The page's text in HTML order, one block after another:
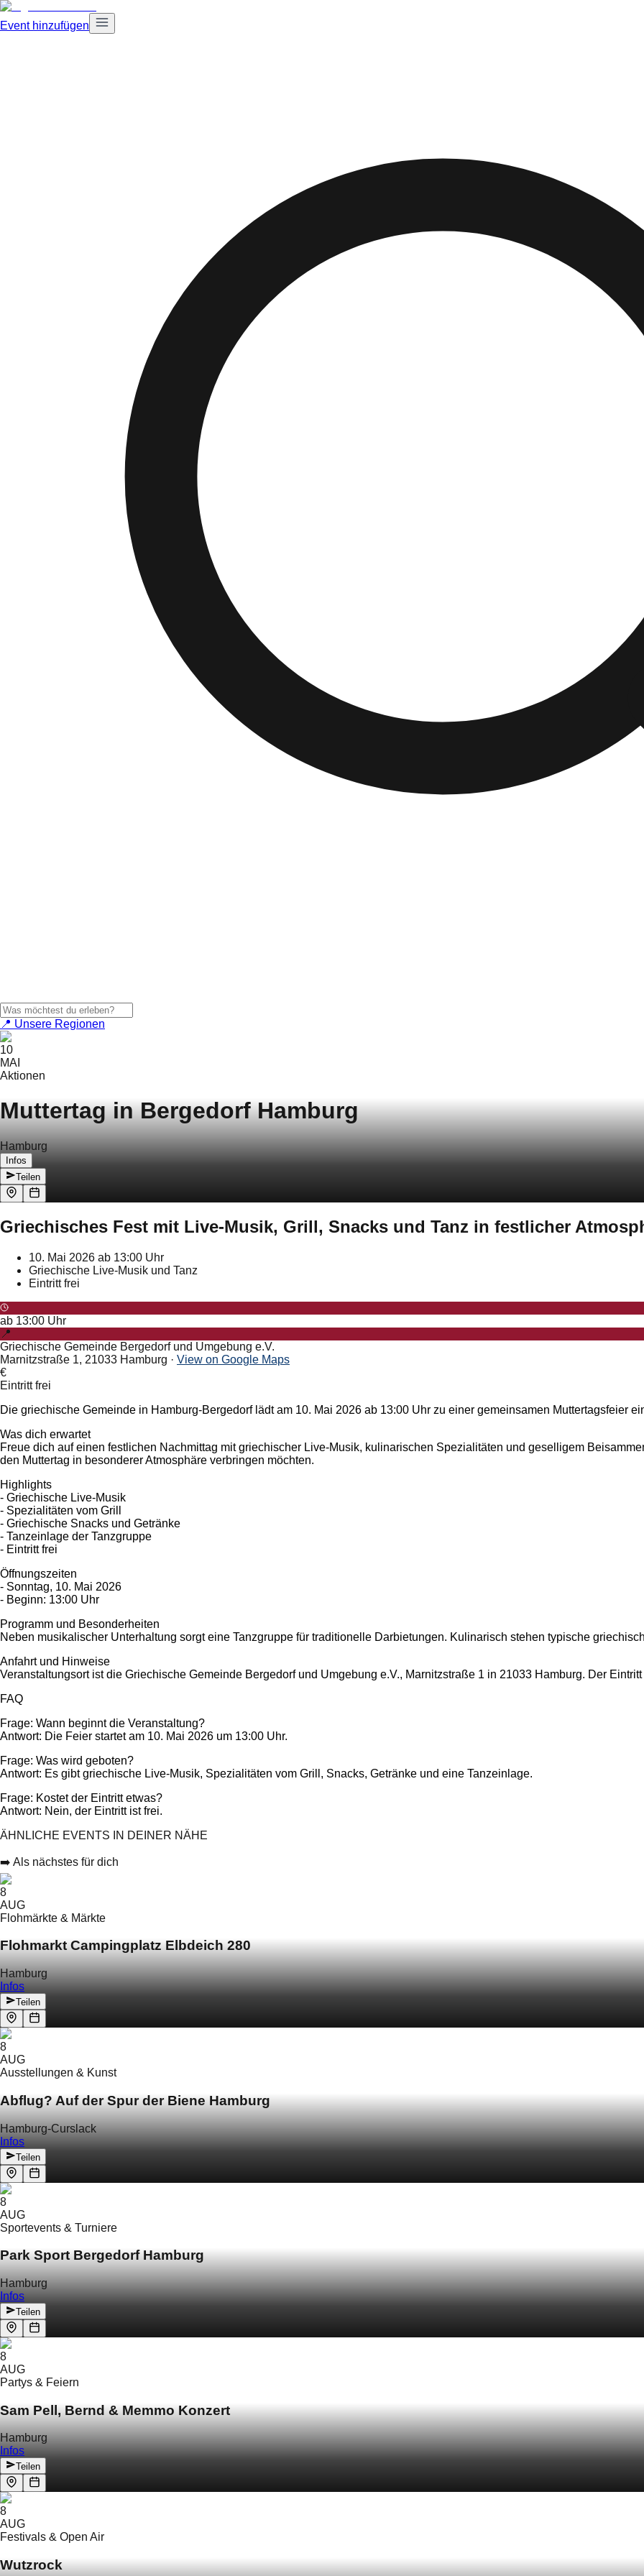
Event hinzufügen
📍 Unsere Regionen
10
MAI
Aktionen
Muttertag in Bergedorf Hamburg
Hamburg
Infos
Teilen
Griechisches Fest mit Live-Musik, Grill, Snacks und Tanz in festlicher
10. Mai 2026 ab 13:00 Uhr
Griechische Live-Musik und Tanz
Eintritt frei
ab 13:00 Uhr
📍
Griechische Gemeinde Bergedorf und Umgebung e.V.
Marnitzstraße 1, 21033 Hamburg · View on Google Maps
€
Eintritt frei
Die griechische Gemeinde in Hamburg-Bergedorf lädt am 10. Mai 2026 ab 13:00 Uhr zu einer gemeinsamen Muttertagsfeier
Was dich erwartet
Freue dich auf einen festlichen Nachmittag mit griechischer Live-Musik, kulinarischen Spezialitäten und geselligem
den Muttertag in besonderer Atmosphäre verbringen möchten.
Highlights
- Griechische Live-Musik
- Spezialitäten vom Grill
- Griechische Snacks und Getränke
- Tanzeinlage der Tanzgruppe
- Eintritt frei
Öffnungszeiten
- Sonntag, 10. Mai 2026
- Beginn: 13:00 Uhr
Programm und Besonderheiten
Neben musikalischer Unterhaltung sorgt eine Tanzgruppe für traditionelle Darbietungen. Kulinarisch stehen typische
Anfahrt und Hinweise
Veranstaltungsort ist die Griechische Gemeinde Bergedorf und Umgebung e.V., Marnitzstraße 1 in 21033 Hamburg. Der
FAQ
Frage: Wann beginnt die Veranstaltung?
Antwort: Die Feier startet am 10. Mai 2026 um 13:00 Uhr.
Frage: Was wird geboten?
Antwort: Es gibt griechische Live-Musik, Spezialitäten vom Grill, Snacks, Getränke und eine Tanzeinlage.
Frage: Kostet der Eintritt etwas?
Antwort: Nein, der Eintritt ist frei.
ÄHNLICHE EVENTS IN DEINER NÄHE
➡️ Als nächstes für dich
8
AUG
Flohmärkte & Märkte
Flohmarkt Campingplatz Elbdeich 280
Hamburg
Infos
Teilen
8
AUG
Ausstellungen & Kunst
Abflug? Auf der Spur der Biene Hamburg
Hamburg-Curslack
Infos
Teilen
8
AUG
Sportevents & Turniere
Park Sport Bergedorf Hamburg
Hamburg
Infos
Teilen
8
AUG
Partys & Feiern
Sam Pell, Bernd & Memmo Konzert
Hamburg
Infos
Teilen
8
AUG
Festivals & Open Air
Wutzrock